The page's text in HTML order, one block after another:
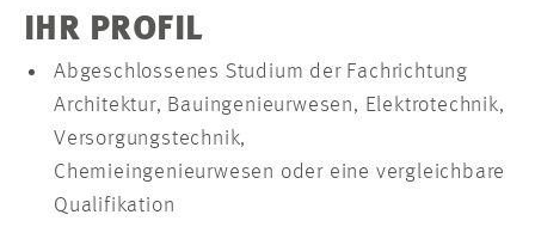
IHR PROFIL
Abgeschlossenes Studium der Fachrichtung
Architektur, Bauingenieurwesen, Elektrotechnik,
Versorgungstechnik,
Chemieingenieurwesen oder eine vergleichbare
Qualifikation